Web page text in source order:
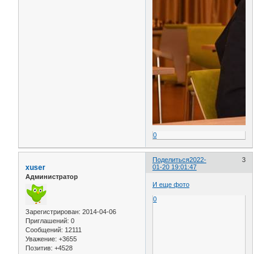
0
Поделиться 3
2022-
01-20 19:01:47
xuser
Администратор
Зарегистрирован: 2014-04-06
Приглашений: 0
Сообщений: 12111
Уважение: +3655
Позитив: +4528
И еще фото
0